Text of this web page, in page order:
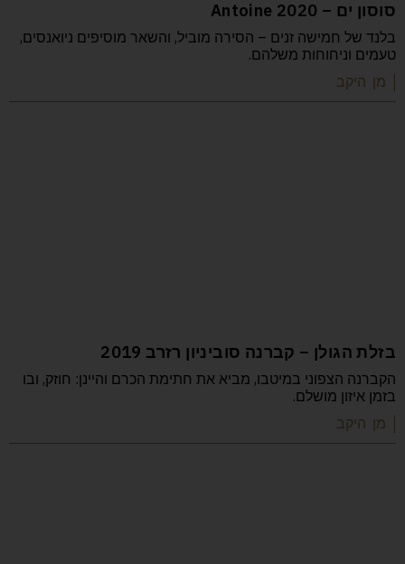
סוסון ים – Antoine 2020
בלנד של חמישה זנים – הסירה מוביל, והשאר מוסיפים ניואנסים,
טעמים וניחוחות משלהם.
| מן היקב
בזלת הגולן – קברנה סוביניון רזרב 2019
הקברנה הצפוני במיטבו, מביא את חתימת הכרם והיינן: חוזק, ובו
בזמן איזון מושלם.
| מן היקב